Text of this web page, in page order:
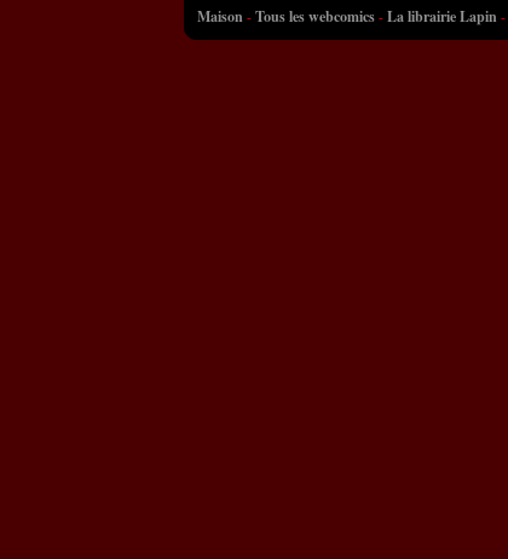
Maison-Tous les webcomics-La librairie Lapin-